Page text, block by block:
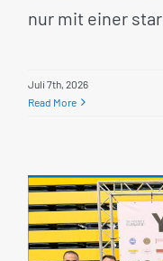
nur mit einer
Juli 7th, 2026
Read More
Debüt